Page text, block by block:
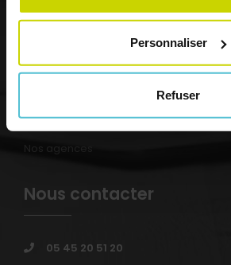
Personnaliser
Refuser
Entreprises et collectivités
Nos agences
Nous contacter
05 45 20 51 20